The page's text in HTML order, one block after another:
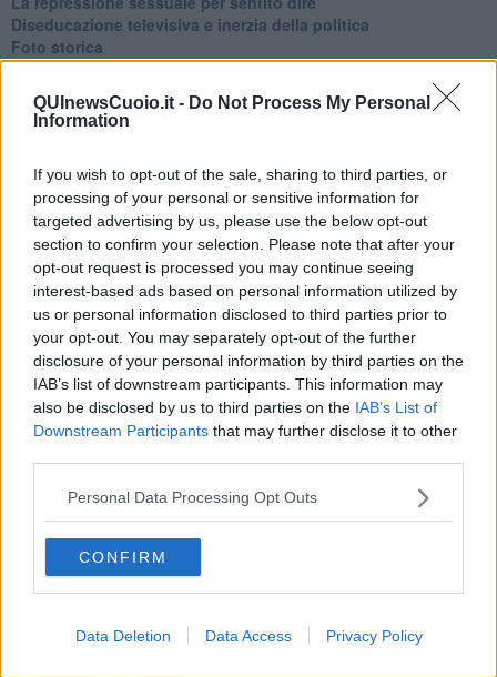
QUInewsCuoio.it - Do Not Process My Personal
Information
If you wish to opt-out of the sale, sharing to third parties, or
processing of your personal or sensitive information for
targeted advertising by us, please use the below opt-out
section to confirm your selection. Please note that after your
opt-out request is processed you may continue seeing
interest-based ads based on personal information utilized by
us or personal information disclosed to third parties prior to
your opt-out. You may separately opt-out of the further
disclosure of your personal information by third parties on the
IAB’s list of downstream participants. This information may
also be disclosed by us to third parties on the IAB’s List of
Downstream Participants that may further disclose it to other
Personal Data Processing Opt Outs
CONFIRM
Data Deletion Data Access Privacy Policy
Diseducazione televisiva e inerzia della politica
Foto storica
Esequie solenni
Nostalgia del sangue blu
Teste calde
Da Capodanno a Carnevale
Schizzi di fango
Sor-riso amaro
Fine anno al ristorante
La festa di Capodanno
Natale 2024
Re e regnanti
A noi interessa il dito non la luna
Come rubare allo stato e vivere felici
Una performance
Il compagno
​Io (allo specchio)
Passato, presente, futuro
La virtù del non fare
L'ultimo post
Leggendo l'Eneide
​(In)sicurezza stradale
Il decalogo del politico
Solitudine